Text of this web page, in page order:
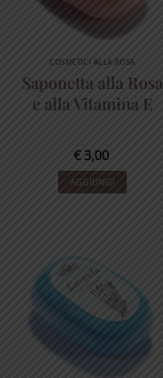
COSMETICI ALLA ROSA
Saponetta alla Rosa
e alla Vitamina E
€3,00
AGGIUNGI